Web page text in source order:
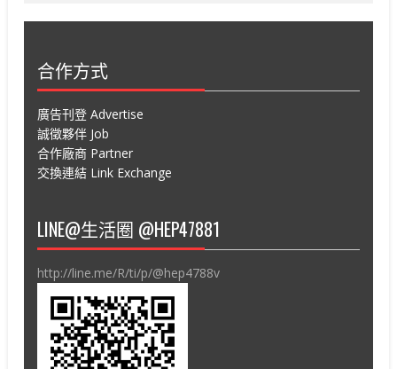
合作方式
廣告刊登 Advertise
誠徵夥伴 Job
合作廠商 Partner
交換連結 Link Exchange
LINE@生活圈 @HEP47881
http://line.me/R/ti/p/@hep4788v